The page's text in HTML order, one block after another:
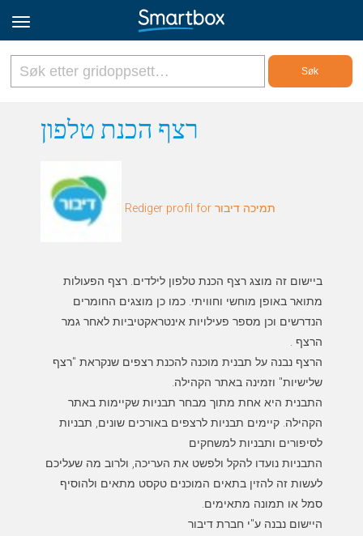
Online Grids
Registrer deg
רצף הכנת טלפון
Rediger profil for תמיכה דיבור
ביישום זה מוצג רצף הכנת טלפון לילדים. רצף הפעולות
מתואר באופן מוחשי וחוויתי. כמו כן מוצגים החומרים
הנדרשים וכן מספר פעילויות אינטראקטיביות לאחר גמר
הרצף נבנה על תבנית מוכנה להכנת רצפים שנקראת "רצף
התבנית היא אחת מתוך מבחר תבניות שקיימות באתר
הקהילה. קיימים תבניות לרצפים באורכים שונים, תבניות
התבניות נועדו להקל ולפשט את העריכה, ולרוב מה שעליכם
לעשות זה להזין בתאים המוכנים טקסט מתאים ולהוסיף
היישום נבנה ע"י חברת דיבור